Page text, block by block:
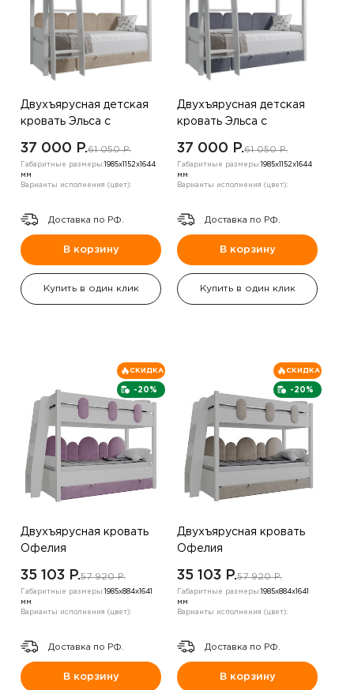
Двухъярусная детская
кровать Эльса с
37 000 P.61 050 P.
Габаритные размеры: 1985х1152х1644
мм
Варианты исполнения (цвет):
Доставка по РФ.
В корзину
Купить в один клик
Двухъярусная детская
кровать Эльса с
37 000 P.61 050 P.
Габаритные размеры: 1985х1152х1644
мм
Варианты исполнения (цвет):
Доставка по РФ.
В корзину
Купить в один клик
-20%
СКИДКА
Двухъярусная кровать
Офелия
жемчуг
35 103 P.57 920 P.
Габаритные размеры: 1985х884х1641
мм
Варианты исполнения (цвет):
Доставка по РФ.
В корзину
-20%
СКИДКА
Двухъярусная кровать
Офелия
35 103 P.57 920 P.
Габаритные размеры: 1985х884х1641
мм
Варианты исполнения (цвет):
Доставка по РФ.
В корзину